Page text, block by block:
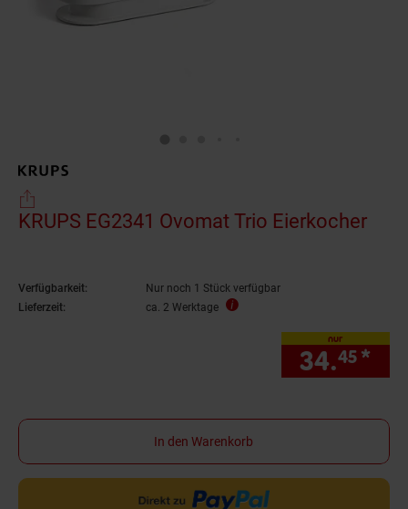
KRUPS EG2341 Ovomat Trio Eierkocher
Verfügbarkeit:
Nur noch 1 Stück verfügbar
Lieferzeit:
ca. 2 Werktage
nur
34.45 *
In den Warenkorb